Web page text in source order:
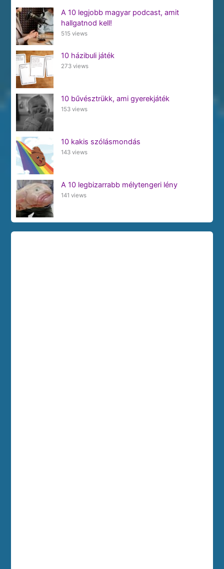
A 10 legjobb magyar podcast, amit
hallgatnod kell!
515 views
10 házibuli játék
273 views
10 bűvésztrükk, ami gyerekjáték
153 views
10 kakis szólásmondás
143 views
A 10 legbizarrabb mélytengeri lény
141 views